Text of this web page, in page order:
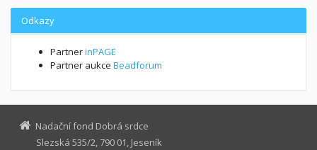
Odkazy
PartnerinPAGE
Partner aukce Beadforum
Nadační fond Dobrá srdce
Slezská 535/2, 790 01, Jeseník